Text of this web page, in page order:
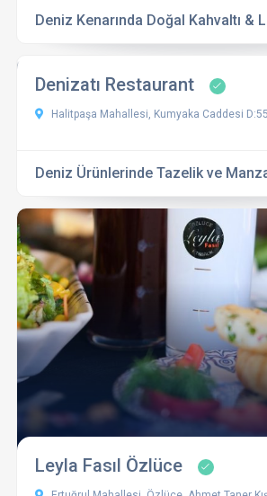
Deniz Kenarında Doğal Kahvaltı &
Denizatı Restaurant
Halitpaşa Mahallesi, Kumyaka Caddesi D:55, 16950
Deniz Ürünlerinde Tazelik ve
Leyla Fasıl Özlüce